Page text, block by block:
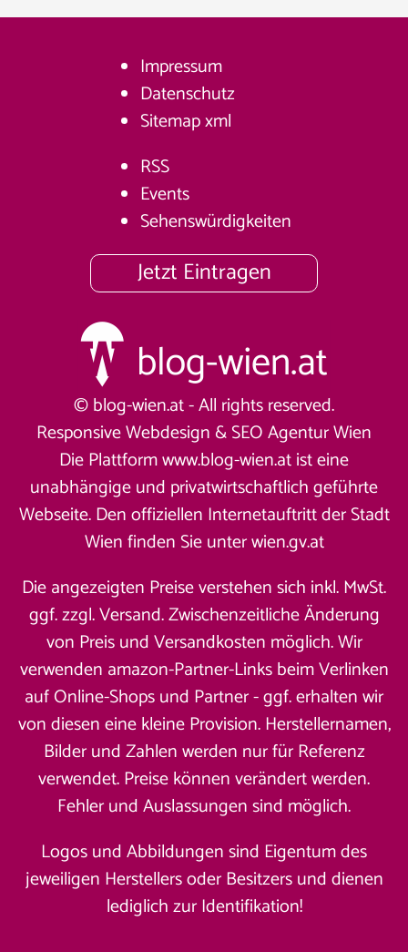
Impressum
Datenschutz
Sitemapxml
RSS
Events
Sehenswürdigkeiten
Jetzt Eintragen
© blog-wien.at - All rights reserved.
Responsive Webdesign &SEO Agentur Wien
Die Plattform www.blog-wien.at ist eine
unabhängige und privatwirtschaftlich geführte
Webseite. Den offiziellen Internetauftritt der Stadt
Wien finden Sie unterwien.gv.at
Die angezeigten Preise verstehen sich inkl. MwSt.
ggf. zzgl. Versand. Zwischenzeitliche Änderung
von Preis und Versandkosten möglich. Wir
verwenden amazon-Partner-Links beim Verlinken
auf Online-Shops und Partner - ggf. erhalten wir
von diesen eine kleine Provision. Herstellernamen,
Bilder und Zahlen werden nur für Referenz
verwendet. Preise können verändert werden.
Fehler und Auslassungen sind möglich.
Logos und Abbildungen sind Eigentum des
jeweiligen Herstellers oder Besitzers und dienen
lediglich zur Identifikation!